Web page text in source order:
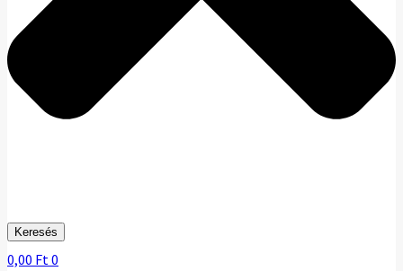
Keresés
0,00 Ft 0